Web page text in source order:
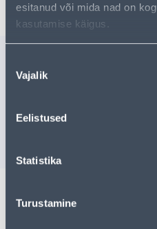
esitanud või mida nad on
kasutamise käigus.
valik
Vajalik
Eelistused
Statistika
Turustamine